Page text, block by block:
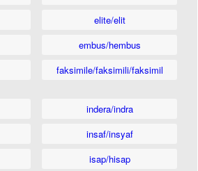
elite/elit
embus/hembus
faksimile/faksimili/faksimil
indera/indra
insaf/insyaf
isap/hisap